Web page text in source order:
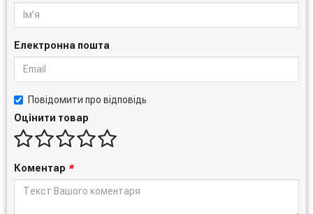
Електронна пошта
Повідомити про відповідь
Оцінити товар
Коментар *